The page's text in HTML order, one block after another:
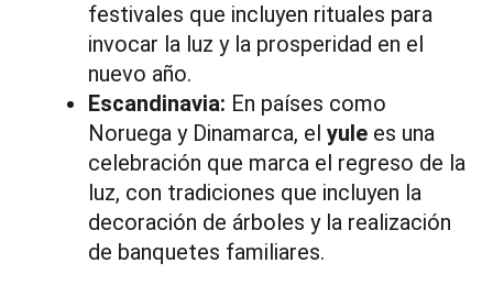
festivales que incluyen rituales para
invocar la luz y la prosperidad en el
nuevo año.
Escandinavia: En países como
Noruega y Dinamarca, el yule es una
celebración que marca el regreso de la
luz, con tradiciones que incluyen la
decoración de árboles y la realización
de banquetes familiares.